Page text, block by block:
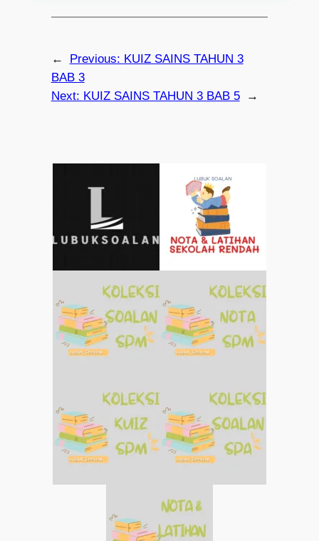
← Previous: KUIZ SAINS TAHUN 3
BAB 3
Next: KUIZ SAINS TAHUN 3 BAB 5 →